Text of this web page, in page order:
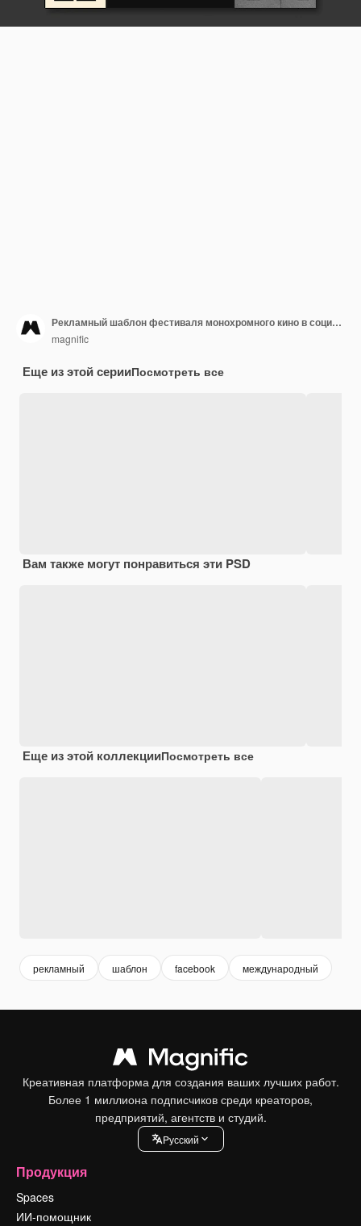
Рекламный шаблон фестиваля монохромного кино в социальных сетях
magnific
Еще из этой серииПосмотреть все
Вам также могут понравиться эти PSD
Еще из этой коллекцииПосмотреть все
рекламный шаблон facebook международный
Креативная платформа для создания ваших лучших работ.
Более 1 миллиона подписчиков среди креаторов,
предприятий, агентств и студий.
Pусский
Продукция
Spaces
ИИ-помощник